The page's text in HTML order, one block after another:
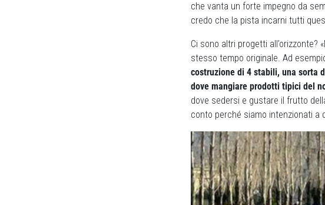
che vanta un forte impegno da
credo che la pista incarni tutti
Ci sono altri progetti
stesso tempo originale. Ad
costruzione di 4 stabili, una sorta
dove mangiare prodotti tipici del
dove sedersi e gustare il frutto
conto perché siamo intenzionati a